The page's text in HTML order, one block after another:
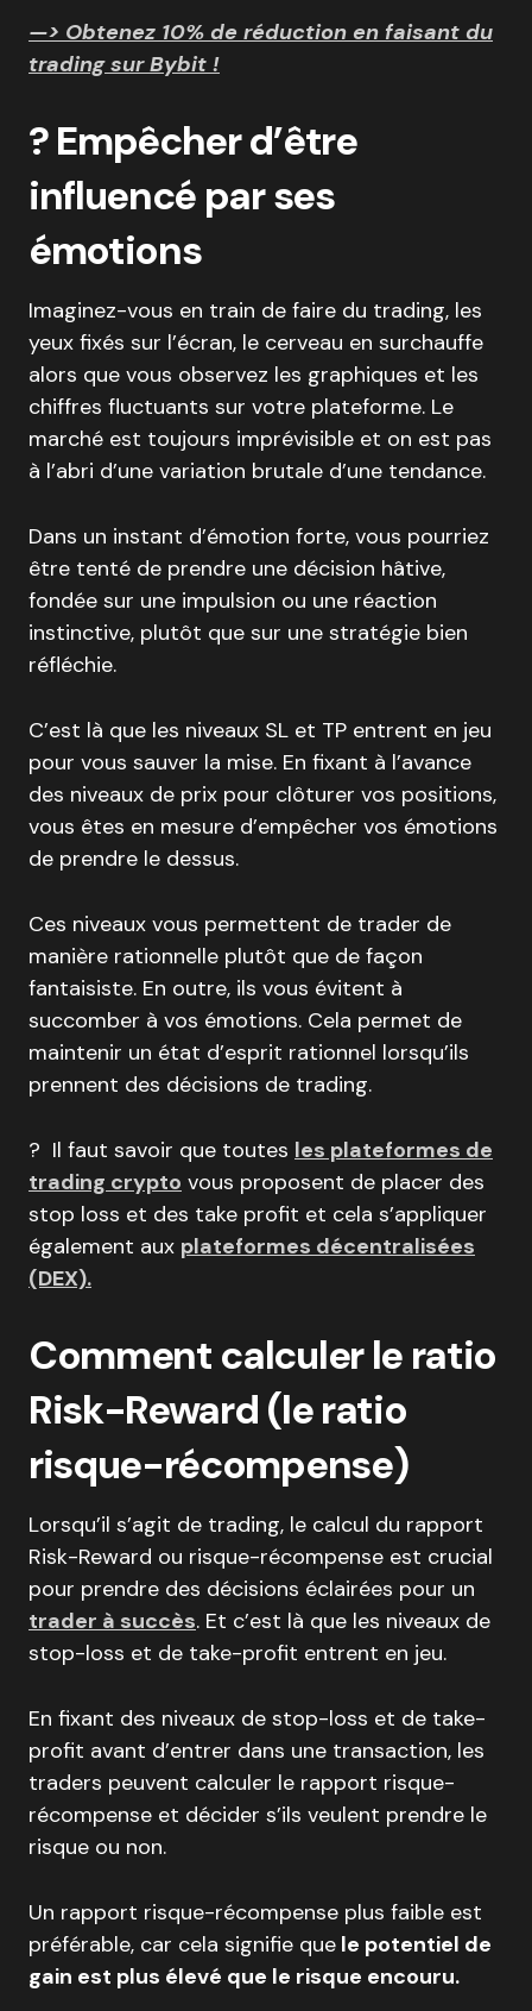
—> Obtenez 10% de réduction en faisant du
trading sur Bybit !
? Empêcher d’être
influencé par ses
émotions
Imaginez-vous en train de faire du trading, les
yeux fixés sur l’écran, le cerveau en surchauffe
alors que vous observez les graphiques et les
chiffres fluctuants sur votre plateforme. Le
marché est toujours imprévisible et on est pas
à l’abri d’une variation brutale d’une tendance.
Dans un instant d’émotion forte, vous pourriez
être tenté de prendre une décision hâtive,
fondée sur une impulsion ou une réaction
instinctive, plutôt que sur une stratégie bien
réfléchie.
C’est là que les niveaux SL et TP entrent en jeu
pour vous sauver la mise. En fixant à l’avance
des niveaux de prix pour clôturer vos positions,
vous êtes en mesure d’empêcher vos émotions
de prendre le dessus.
Ces niveaux vous permettent de trader de
manière rationnelle plutôt que de façon
fantaisiste. En outre, ils vous évitent à
succomber à vos émotions. Cela permet de
maintenir un état d’esprit rationnel lorsqu’ils
prennent des décisions de trading.
? Il faut savoir que toutes les plateformes de
trading crypto vous proposent de placer des
stop loss et des take profit et cela s’appliquer
également aux plateformes décentralisées
(DEX).
Comment calculer le ratio
Risk-Reward (le ratio
risque-récompense)
Lorsqu’il s’agit de trading, le calcul du rapport
Risk-Reward ou risque-récompense est crucial
pour prendre des décisions éclairées pour un
trader à succès. Et c’est là que les niveaux de
stop-loss et de take-profit entrent en jeu.
En fixant des niveaux de stop-loss et de take-
profit avant d’entrer dans une transaction, les
traders peuvent calculer le rapport risque-
récompense et décider s’ils veulent prendre le
risque ou non.
Un rapport risque-récompense plus faible est
préférable, car cela signifie que le potentiel de
gain est plus élevé que le risque encouru.